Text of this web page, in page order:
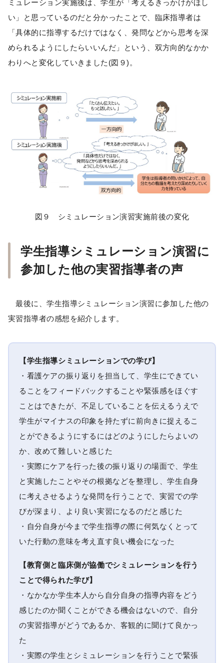
ミュレーション実施後は、学生が「考えるきっかけがほし
い」と思っているのだと分かったことで、臨床指導者は
「具体的に指導するだけではなく、発問などから思考を深
められるようにしたらいいんだ」という、双方向的なかか
わりへと変化していきました(図９)。
図９ シミュレーション演習実施前後の変化
学生指導シミュレーション演習に
参加した他の実習指導者の声
最後に、学生指導シミュレーション演習に参加した他の
実習指導者の感想を紹介します。
【学生指導シミュレーションでの学び】
・看護ケアの振り返りを担当して、学生にできてい
ることをフィードバックすることや緊張感をほぐす
ことはできたが、不足していることを伝えるうえで
学生がマイナスの印象を持たずに前向きに捉えるこ
とができるようにするにはどのようにしたらよいの
か、改めて難しいと感じた
・実際にケアを行った後の振り返りの場面で、学生
と実施したことやその根拠などを整理し、学生自身
に考えさせるような発問を行うことで、実習での学
びが深まり、より良い実習になるのだと感じた
・自分自身が今まで学生指導の際に何気なくとって
いた行動の意味を考え直す良い機会になった
【教育側と臨床側が協働でシミュレーションを行う
ことで得られた学び】
・なかなか学生本人から自分自身の指導内容をどう
感じたのか聞くことができる機会はないので、自分
の実習指導がどうであるか、客観的に聞けて良かっ
た
・実際の学生とシミュレーションを行うことで緊張